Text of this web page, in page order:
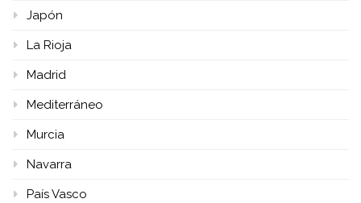
Japón
La Rioja
Madrid
Mediterráneo
Murcia
Navarra
País Vasco